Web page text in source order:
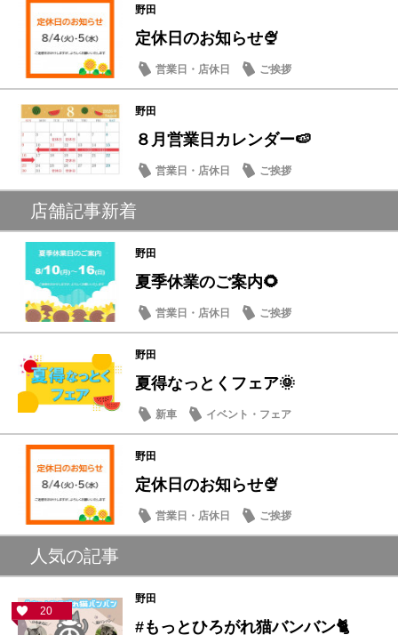
野田
定休日のお知らせ🍨
営業日・店休日 ご挨拶
野田
８月営業日カレンダー🍉
営業日・店休日 ご挨拶
店舗記事新着
野田
夏季休業のご案内🌻
営業日・店休日 ご挨拶
野田
夏得なっとくフェア🌞
新車 イベント・フェア
野田
定休日のお知らせ🍨
営業日・店休日 ご挨拶
人気の記事
20
野田
#もっとひろがれ猫バンバン🐈